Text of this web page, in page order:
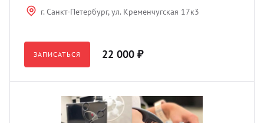
г. Санкт-Петербург, ул. Кременчугская 17к3
ЗАПИСАТЬСЯ 22 000 ₽